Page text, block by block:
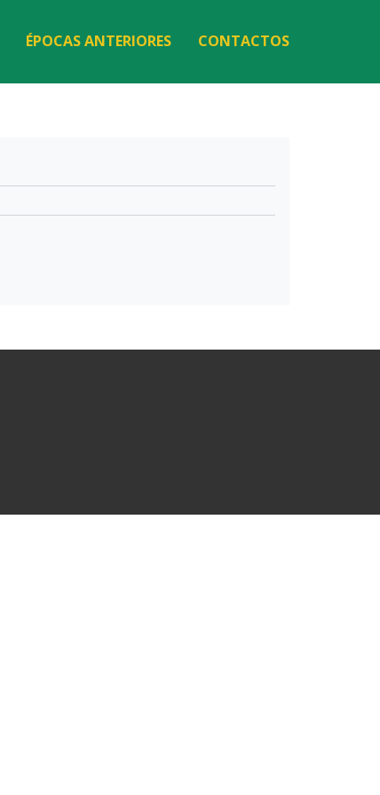
ÉPOCAS ANTERIORES CONTACTOS